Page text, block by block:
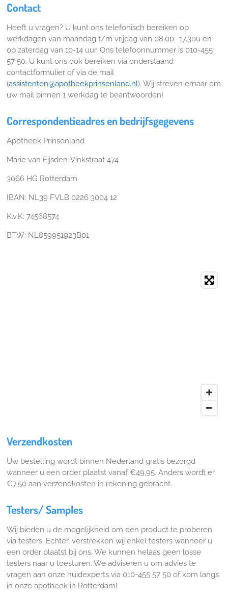
Contact
Heeft u vragen? U kunt ons telefonisch bereiken op
werkdagen van maandag t/m vrijdag van 08.00- 17.30u en
op zaterdag van 10-14 uur. Ons telefoonnummer is 010-455
57 50. U kunt ons ook bereiken via onderstaand
contactformulier of via de mail
(assistenten@apotheekprinsenland.nl). Wij streven ernaar om
uw mail binnen 1 werkdag te beantwoorden!
Correspondentieadres en bedrijfsgegevens
Apotheek Prinsenland
Marie van Eijsden-Vinkstraat 474
3066 HG Rotterdam
IBAN: NL39 FVLB 0226 3004 12
K.v.K: 74568574
BTW: NL859951923B01
Verzendkosten
Uw bestelling wordt binnen Nederland gratis bezorgd
wanneer u een order plaatst vanaf €49,95. Anders wordt er
€7,50 aan verzendkosten in rekening gebracht.
Testers/ Samples
Wij bieden u de mogelijkheid om een product te proberen
via testers. Echter, verstrekken wij enkel testers wanneer u
een order plaatst bij ons. We kunnen helaas geen losse
testers naar u toesturen. We adviseren u om advies te
vragen aan onze huidexperts via 010-455 57 50 of kom langs
in onze apotheek in Rotterdam!